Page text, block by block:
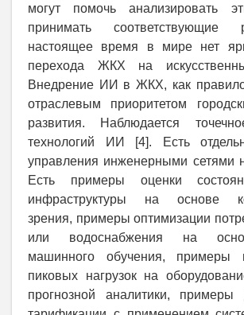
могут помочь анализировать
принимать
настоящее время в мире нет
перехода ЖКХ на
Внедрение ИИ в ЖКХ, как
отраслевым приоритетом
развития. Наблюдается
технологий ИИ [4]. Есть
управления инженерными сетями
Есть примеры оценки
инфраструктуры на основе
зрения, примеры оптимизации
или водоснабжения на
машинного обучения, примеры
пиковых нагрузок на
прогнозной аналитики, примеры